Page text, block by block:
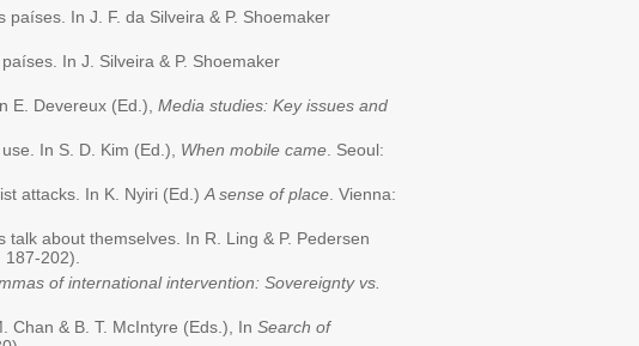
In J. F. da Silveira & P. Shoemaker
In J. Silveira & P. Shoemaker
E. Devereux (Ed.), Media studies: Key issues and
In S. D. Kim (Ed.), When mobile came . Seoul:
attacks. In K. Nyiri (Ed.) A sense of place . Vienna:
about themselves. In R. Ling & P. Pedersen
187-202).
of international intervention: Sovereignty vs.
Chan & B. T. McIntyre (Eds.), In Search of